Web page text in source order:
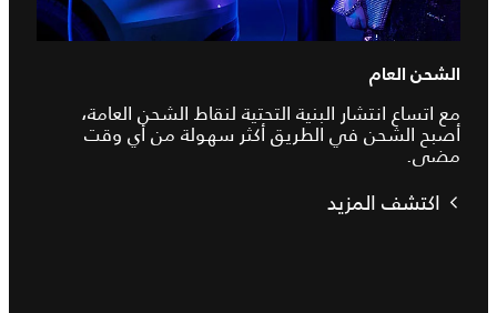
الشحن العام
مع اتساع انتشار البنية التحتية لنقاط الشحن العامة،
أصبح الشحن في الطريق أكثر سهولة من أي وقت
مضى.
اكتشف المزيد